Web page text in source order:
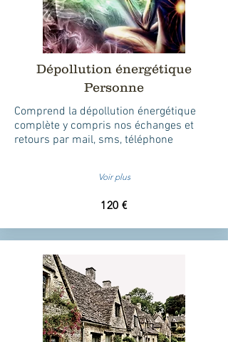
Dépollution énergétique
Personne
Comprend la dépollution énergétique
complète y compris nos échanges et
retours par mail, sms, téléphone
Voir plus
120 €